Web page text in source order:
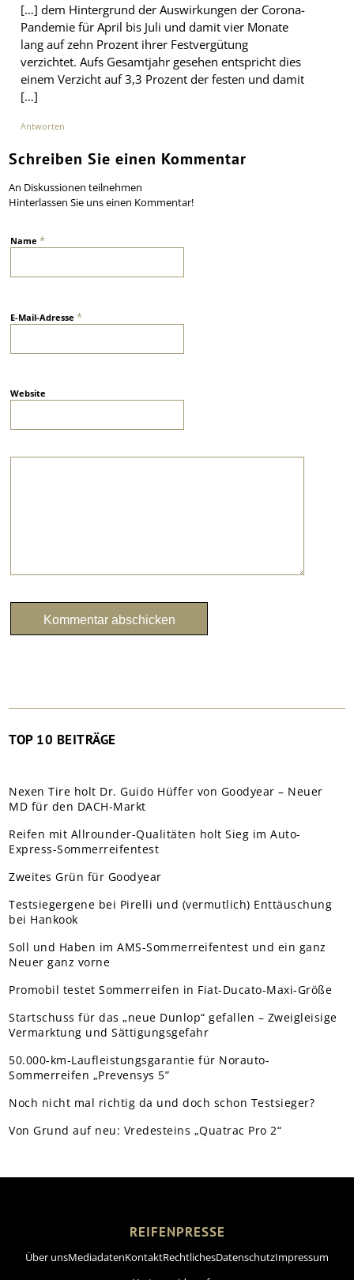
[…] dem Hintergrund der Auswirkungen der Corona-
Pandemie für April bis Juli und damit vier Monate
lang auf zehn Prozent ihrer Festvergütung
verzichtet. Aufs Gesamtjahr gesehen entspricht dies
einem Verzicht auf 3,3 Prozent der festen und damit
[…]
Antworten
Schreiben Sie einen Kommentar
An Diskussionen teilnehmen
Hinterlassen Sie uns einen Kommentar!
Name*
E-Mail-Adresse*
Website
TOP 10 BEITRÄGE
Nexen Tire holt Dr. Guido Hüffer von Goodyear – Neuer
MD für den DACH-Markt
Reifen mit Allrounder-Qualitäten holt Sieg im Auto-
Express-Sommerreifentest
Zweites Grün für Goodyear
Testsiegergene bei Pirelli und (vermutlich) Enttäuschung
bei Hankook
Soll und Haben im AMS-Sommerreifentest und ein ganz
Neuer ganz vorne
Promobil testet Sommerreifen in Fiat-Ducato-Maxi-Größe
Startschuss für das „neue Dunlop“ gefallen – Zweigleisige
Vermarktung und Sättigungsgefahr
50.000-km-Laufleistungsgarantie für Norauto-
Sommerreifen „Prevensys 5”
Noch nicht mal richtig da und doch schon Testsieger?
Von Grund auf neu: Vredesteins „Quatrac Pro 2“
REIFENPRESSE
Über unsMediadatenKontaktRechtlichesDatenschutzImpressum